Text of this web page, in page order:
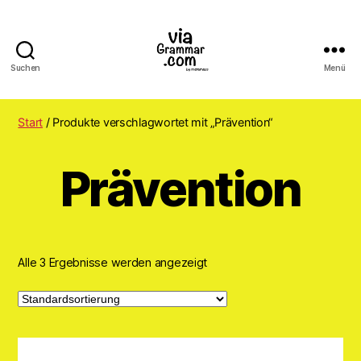
Suchen Menü
Start / Produkte verschlagwortet mit „Prävention“
Prävention
Alle 3 Ergebnisse werden angezeigt